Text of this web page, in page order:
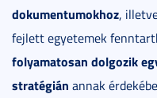
dokumentumokhoz,
fejlett egyetemek
folyamatosan dolgozik
stratégián annak